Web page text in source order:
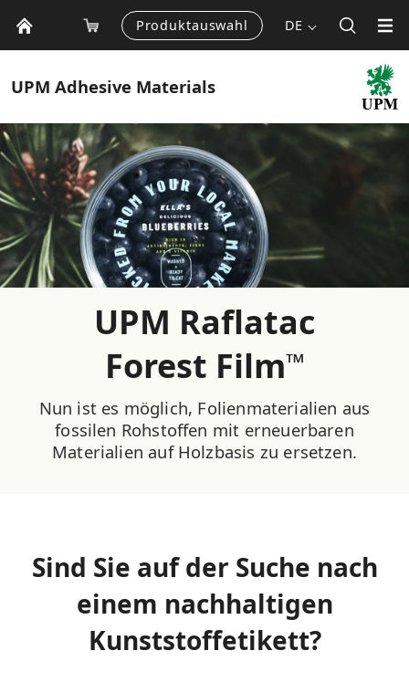
Produktauswahl DE
UPM Adhesive Materials
UPM Raflatac
Forest Film™
Nun ist es möglich, Folienmaterialien aus
fossilen Rohstoffen mit erneuerbaren
Materialien auf Holzbasis zu ersetzen.
Sind Sie auf der Suche nach
einem nachhaltigen
Kunststoffetikett?